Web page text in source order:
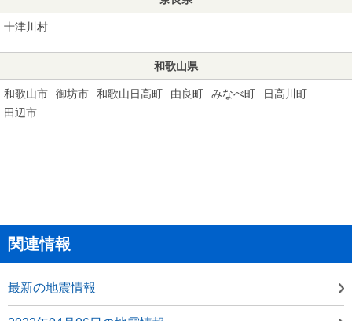
十津川村
和歌山県
和歌山市 御坊市 和歌山日高町 由良町 みなべ町
日高川町
田辺市
関連情報
最新の地震情報